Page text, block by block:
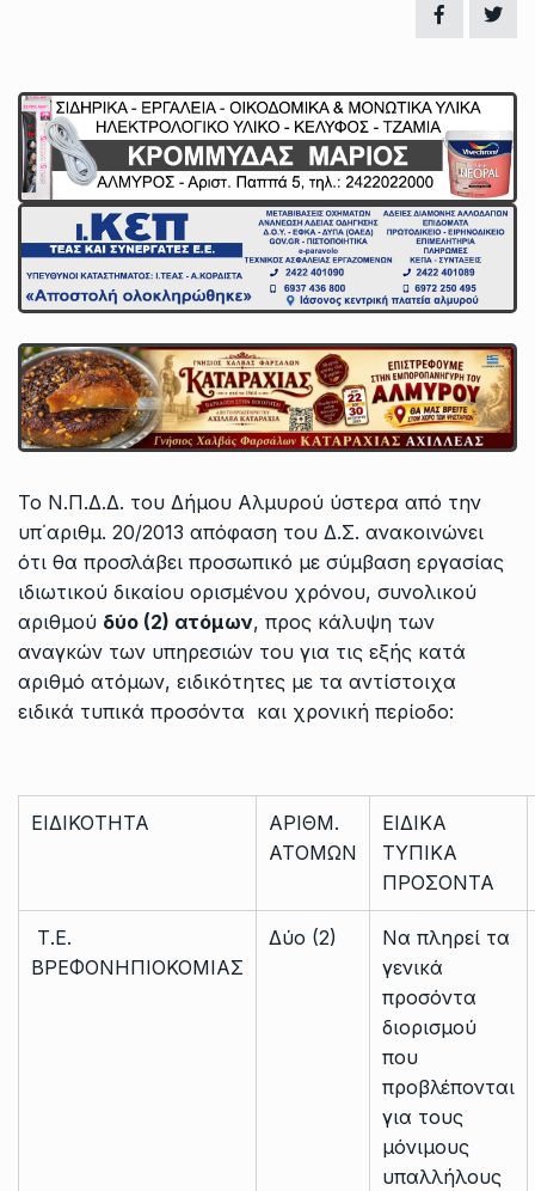
Το Ν.Π.Δ.Δ. του Δήμου Αλμυρού ύστερα από την
υπ΄αριθμ. 20/2013 απόφαση του Δ.Σ. ανακοινώνει
ότι θα προσλάβει προσωπικό με σύμβαση εργασίας
ιδιωτικού δικαίου ορισμένου χρόνου, συνολικού
αριθμού δύο (2) ατόμων, προς κάλυψη των
αναγκών των υπηρεσιών του για τις εξής κατά
αριθμό ατόμων, ειδικότητες με τα αντίστοιχα
ειδικά τυπικά προσόντα και χρονική περίοδο:
ΕΙΔΙΚΟΤΗΤΑ
ΑΡΙΘΜ.
ΑΤΟΜΩΝ
ΕΙΔΙΚΑ
ΤΥΠΙΚΑ
ΠΡΟΣΟΝΤΑ
Τ.Ε.
ΒΡΕΦΟΝΗΠΙΟΚΟΜΙΑΣ
Δύο (2)
Να πληρεί τα
γενικά
προσόντα
διορισμού
που
προβλέπονται
για τους
μόνιμους
υπαλλήλους